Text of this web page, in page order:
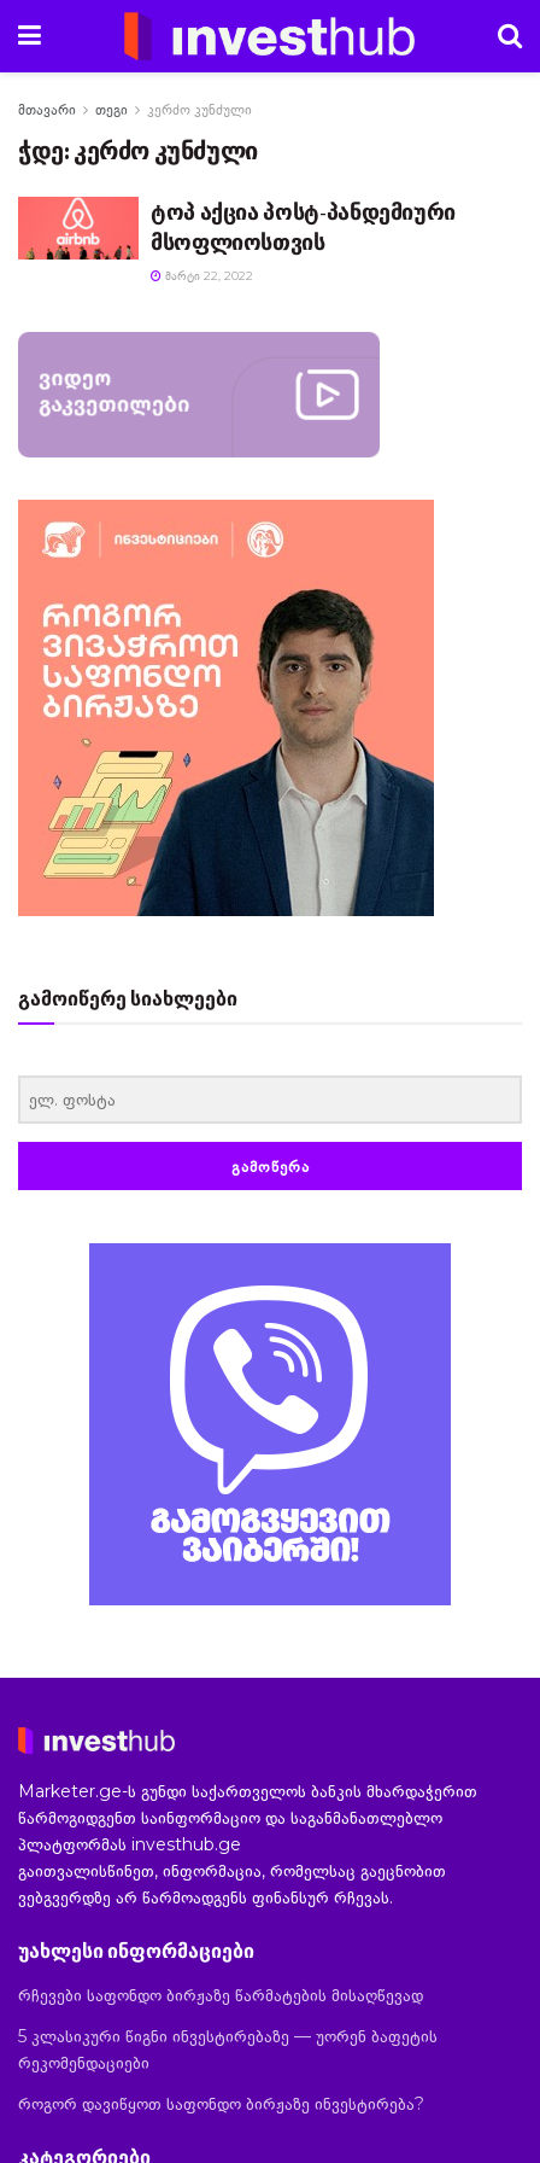
მთავარი თეგი კერძო კუნძული
ჭდე: კერძო კუნძული
ტოპ აქცია პოსტ-პანდემიური
მსოფლიოსთვის
ᲛᲐᲠᲢᲘ 22, 2022
გამოიწერე სიახლეები
ᲒᲐᲛᲝᲬᲔᲠᲐ
Marketer.ge-ს გუნდი საქართველოს ბანკის მხარდაჭერით
წარმოგიდგენთ საინფორმაციო და საგანმანათლებლო
პლატფორმას investhub.ge
გაითვალისწინეთ, ინფორმაცია, რომელსაც გაეცნობით
ვებგვერდზე არ წარმოადგენს ფინანსურ რჩევას.
უახლესი ინფორმაციები
რჩევები საფონდო ბირჟაზე წარმატების მისაღწევად
5 კლასიკური წიგნი ინვესტირებაზე — უორენ ბაფეტის
რეკომენდაციები
როგორ დავიწყოთ საფონდო ბირჟაზე ინვესტირება?
კატეგორიები